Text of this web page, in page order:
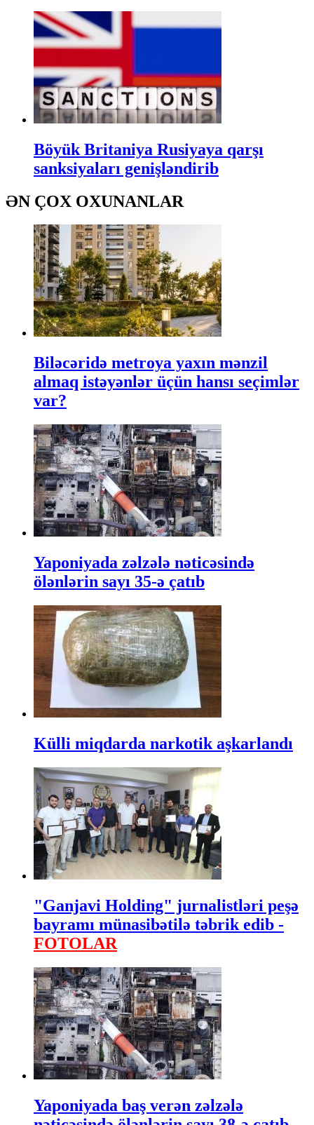
Böyük Britaniya Rusiyaya qarşı
sanksiyaları genişləndirib
ƏN ÇOX OXUNANLAR
Biləcəridə metroya yaxın mənzil
almaq istəyənlər üçün hansı seçimlər
var?
Yaponiyada zəlzələ nəticəsində
ölənlərin sayı 35-ə çatıb
Külli miqdarda narkotik aşkarlandı
"Ganjavi Holding" jurnalistləri peşə
bayramı münasibətilə təbrik edib -
FOTOLAR
Yaponiyada baş verən zəlzələ